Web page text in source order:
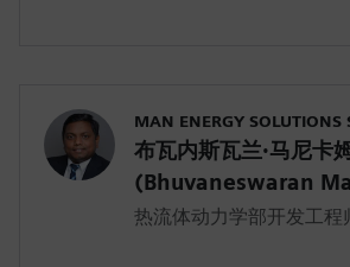
MAN ENERGY SOLUTIONS
布瓦内斯瓦兰·马尼卡
(Bhuvaneswaran
热流体动力学部开发工程